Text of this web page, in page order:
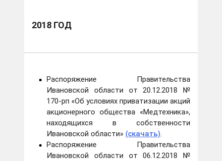
2018 ГОД
Распоряжение Правительства
Ивановской области от 20.12.2018 №
170-рп «Об условиях приватизации акций
акционерного общества «Медтехника»,
находящихся в собственности
Ивановской области» (скачать).
Распоряжение Правительства
Ивановской области от 06.12.2018 №